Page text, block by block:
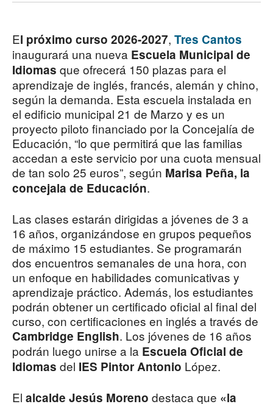
El próximo curso 2026-2027, Tres Cantos
inaugurará una nueva Escuela Municipal de
Idiomas que ofrecerá 150 plazas para el
aprendizaje de inglés, francés, alemán y chino,
según la demanda. Esta escuela instalada en
el edificio municipal 21 de Marzo y es un
proyecto piloto financiado por la Concejalía de
Educación, “lo que permitirá que las familias
accedan a este servicio por una cuota mensual
de tan solo 25 euros”, según Marisa Peña, la
concejala de Educación.
Las clases estarán dirigidas a jóvenes de 3 a
16 años, organizándose en grupos pequeños
de máximo 15 estudiantes. Se programarán
dos encuentros semanales de una hora, con
un enfoque en habilidades comunicativas y
aprendizaje práctico. Además, los estudiantes
podrán obtener un certificado oficial al final del
curso, con certificaciones en inglés a través de
Cambridge English. Los jóvenes de 16 años
podrán luego unirse a la Escuela Oficial de
Idiomas del IES Pintor Antonio López.
El alcalde Jesús Moreno destaca que «la